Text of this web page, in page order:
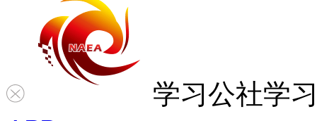
学习公社学